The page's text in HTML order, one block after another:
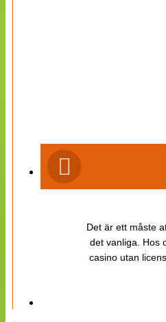
Det är ett måste
det vanliga. Hos
casino utan